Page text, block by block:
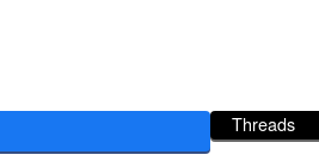
Threads